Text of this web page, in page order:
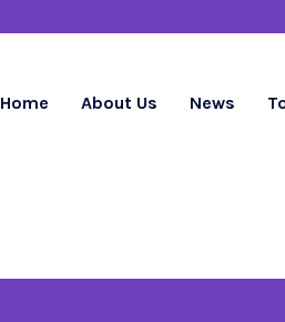
Home About Us News